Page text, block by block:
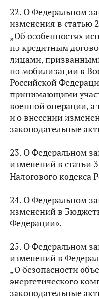
22. О Федеральном
изменения в статью 2
„Об особенностях
по кредитным
лицами,
по мобилизации в
Российской
принимающими
военной операции, а
и о внесении
законодательные
23. О Федеральном
изменений в статьи
Налогового кодекса
24. О Федеральном
изменений в
Федерации».
25. О Федеральном
изменений в
„О безопасности
энергетического
законодательные